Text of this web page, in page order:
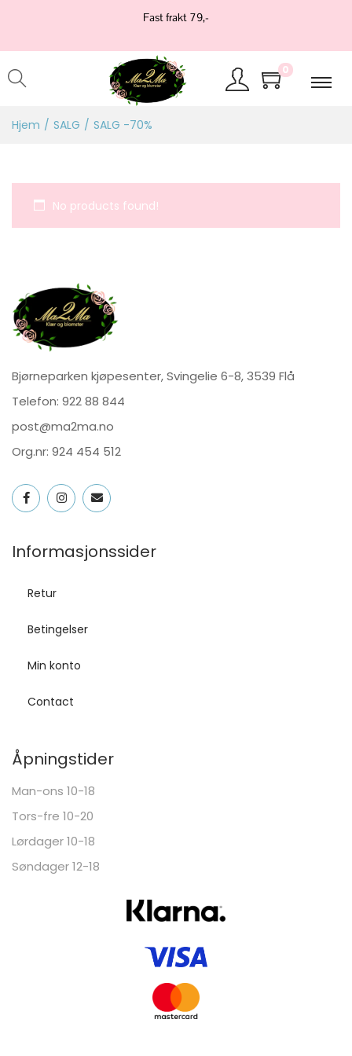
Fast frakt 79,-
0
Hjem / SALG / SALG -70%
No products found!
Bjørneparken kjøpesenter, Svingelie 6-8, 3539 Flå
Telefon: 922 88 844
post@ma2ma.no
Org.nr: 924 454 512
Informasjonssider
Retur
Betingelser
Min konto
Contact
Åpningstider
Man-ons 10-18
Tors-fre 10-20
Lørdager 10-18
Søndager 12-18